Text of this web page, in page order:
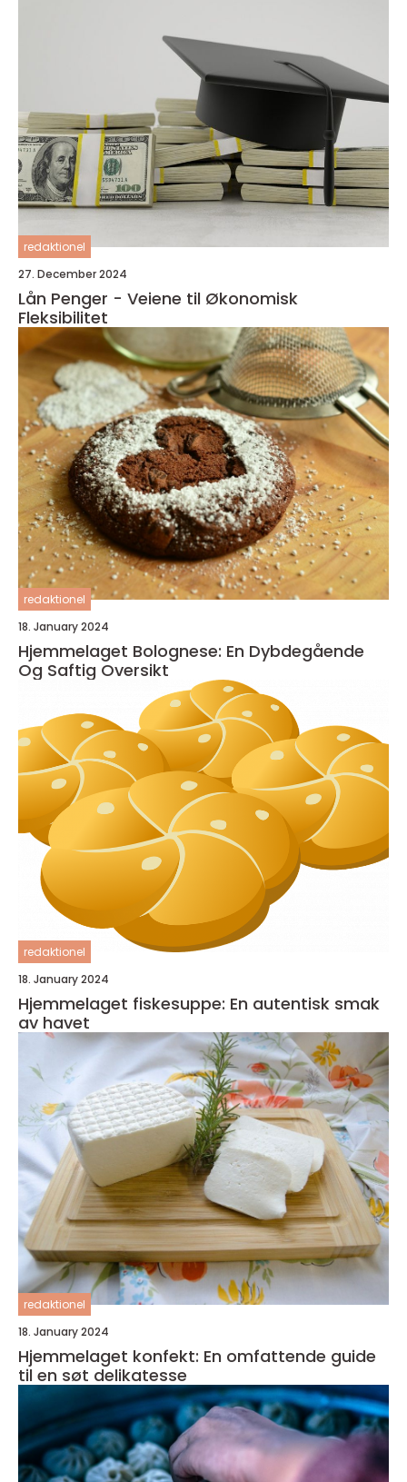
redaktionel
27. December 2024
Lån Penger - Veiene til Økonomisk
Fleksibilitet
redaktionel
18. January 2024
Hjemmelaget Bolognese: En Dybdegående
Og Saftig Oversikt
redaktionel
18. January 2024
Hjemmelaget fiskesuppe: En autentisk smak
av havet
redaktionel
18. January 2024
Hjemmelaget konfekt: En omfattende guide
til en søt delikatesse